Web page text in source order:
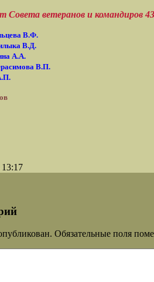
Совета ветеранов и командиров
В.Ф.
В.Д.
А.А.
В.П.
Обязательные поля